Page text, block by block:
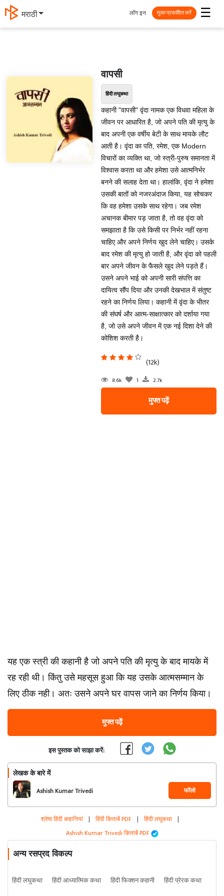
मराठी ☰
लॉग इन मुक्त प्रकाशित करें
वापसी
हिंदी लघुकथा
कहानी "वापसी" वृंदा नामक एक विधवा महिला के
जीवन पर आधारित है, जो अपने पति की मृत्यु के
बाद अपनी एक वर्षीय बेटी के साथ मायके लौट
आती है। वृंदा का पति, रमेश, एक Modern
विचारों का व्यक्ति था, जो स्त्री-पुरुष समानता में
विश्वास करता था और हमेशा उसे आत्मनिर्भर
बनने की सलाह देता था। हालांकि, वृंदा ने हमेशा
उसकी बातों को नजरअंदाज किया, यह सोचकर
कि वह हमेशा उसके साथ रहेगा। जब रमेश
अचानक बीमार पड़ जाता है, तो वह वृंदा को
समझाता है कि उसे किसी पर निर्भर नहीं रहना
चाहिए और अपने निर्णय खुद लेने चाहिए। उसके
बाद रमेश की मृत्यु हो जाती है, और वृंदा को पहली
बार अपने जीवन के फैसले खुद लेने पड़ते हैं।
उसने अपने भाई को अपनी सारी संपत्ति का
दायित्व सौंप दिया और उनकी देखभाल में संतुष्ट
रहने का निर्णय लिया। कहानी में वृंदा के भीतर
की संघर्ष और आत्म-साक्षात्कार को दर्शाया गया
है, जो उसे अपने जीवन में एक नई दिशा देने की
कोशिश करती है।
(12k)
8.6k 1 2.7k
मुफ्त पढ़ें
यह एक स्त्री की कहानी है जो अपने पति की मृत्यु के बाद मायके में
रह रही थी। किंतु उसे महसूस हुआ कि यह उसके आत्मसम्मान के
लिए ठीक नही। अतः उसने अपने घर वापस जाने का निर्णय किया।
मुफ्त पढ़ें
इस पुस्तक को साझा करें:
लेखक के बारे में
Ashish Kumar Trivedi फॉलो
श्रेष्ठ हिंदी कहानियां | हिंदी किताबें PDF | हिंदी लघुकथा |
Ashish Kumar Trivedi किताबें PDF
अन्य रसप्रद विकल्प
हिंदी लघुकथा हिंदी आध्यात्मिक कथा हिंदी फिक्शन कहानी
हिंदी प्रेरक कथा